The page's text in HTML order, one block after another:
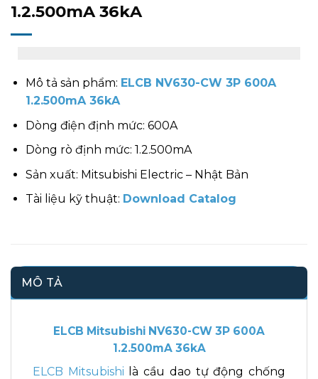
1.2.500mA 36kA
Mô tả sản phẩm: ELCB NV630-CW 3P 600A
1.2.500mA 36kA
Dòng điện định mức: 600A
Dòng rò định mức: 1.2.500mA
Sản xuất: Mitsubishi Electric – Nhật Bản
Tài liệu kỹ thuật: Download Catalog
MÔ TẢ
ELCB Mitsubishi NV630-CW 3P 600A
1.2.500mA 36kA
ELCB Mitsubishi là cầu dao tự động chống